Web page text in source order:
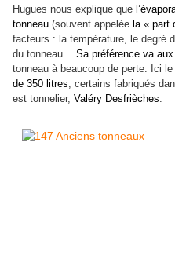
Hugues nous explique que
tonneau (souvent appelée la « part
facteurs : la température, le degré
du tonneau… Sa préférence va
tonneau à beaucoup de perte. Ici le
de 350 litres, certains fabriqués
est tonnelier, Valéry Desfrièches.